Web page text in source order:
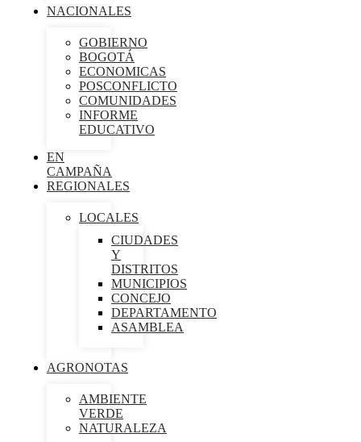
NACIONALES
GOBIERNO
BOGOTÁ
ECONOMICAS
POSCONFLICTO
COMUNIDADES
INFORME
EDUCATIVO
EN
CAMPAÑA
REGIONALES
LOCALES
CIUDADES
Y
DISTRITOS
MUNICIPIOS
CONCEJO
DEPARTAMENTO
ASAMBLEA
AGRONOTAS
AMBIENTE
VERDE
NATURALEZA